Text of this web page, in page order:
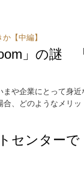
【中編】
」の謎
や企業にとって身
、どのようなメリ
センター